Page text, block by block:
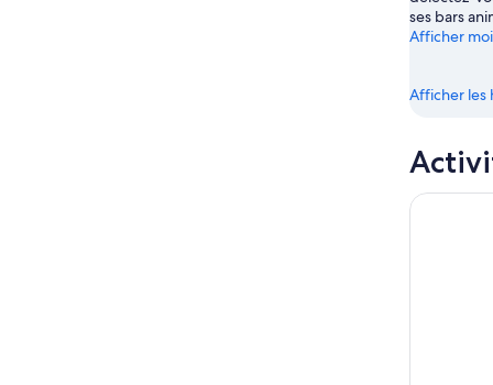
ses bars
Afficher
Afficher les
Visite de